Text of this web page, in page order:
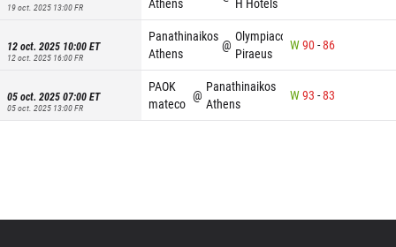
19 oct. 2025 13:00FR
12 oct. 2025 10:00ET
12 oct. 2025 16:00FR
Panathinaikos
Athens
@
Olympiacos
Piraeus
W90-86
05 oct. 2025 07:00ET
05 oct. 2025 13:00FR
PAOK
mateco
@
Panathinaikos
Athens
W93 -83